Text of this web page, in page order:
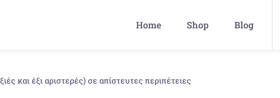
Home Shop Blog
και έξι αριστερές) σε απίστευτες περιπέτειες